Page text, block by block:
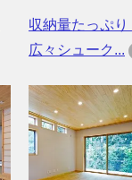
収納量たっぷり
広々シューク...